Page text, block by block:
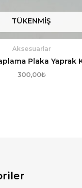
TÜKENMIŞ
Aksesuarlar
Plaka Yaprak
300,00₺